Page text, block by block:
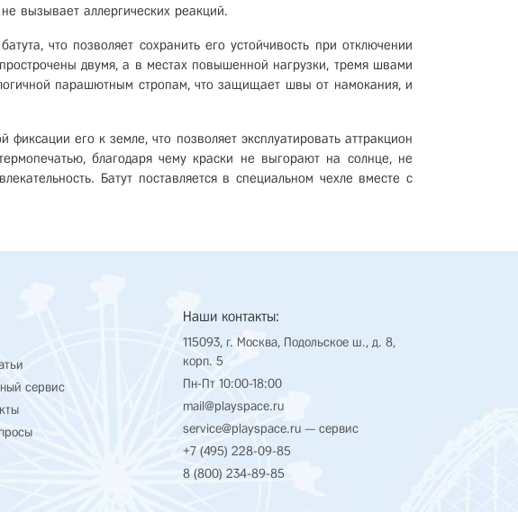
вызывает аллергических реакций.
что позволяет сохранить его устойчивость при отключении
двумя, а в местах повышенной нагрузки, тремя швами
парашютным стропам, что защищает швы от намокания, и
его к земле, что позволяет эксплуатировать аттракцион
благодаря чему краски не выгорают на солнце, не
Батут поставляется в специальном чехле вместе с
сервис
Наши контакты:
115093, г. Москва, Подольское ш., д. 8,
корп. 5
Пн-Пт 10:00-18:00
mail@playspace.ru
service@playspace.ru — сервис
+7 (495) 228-09-85
8 (800) 234-89-85